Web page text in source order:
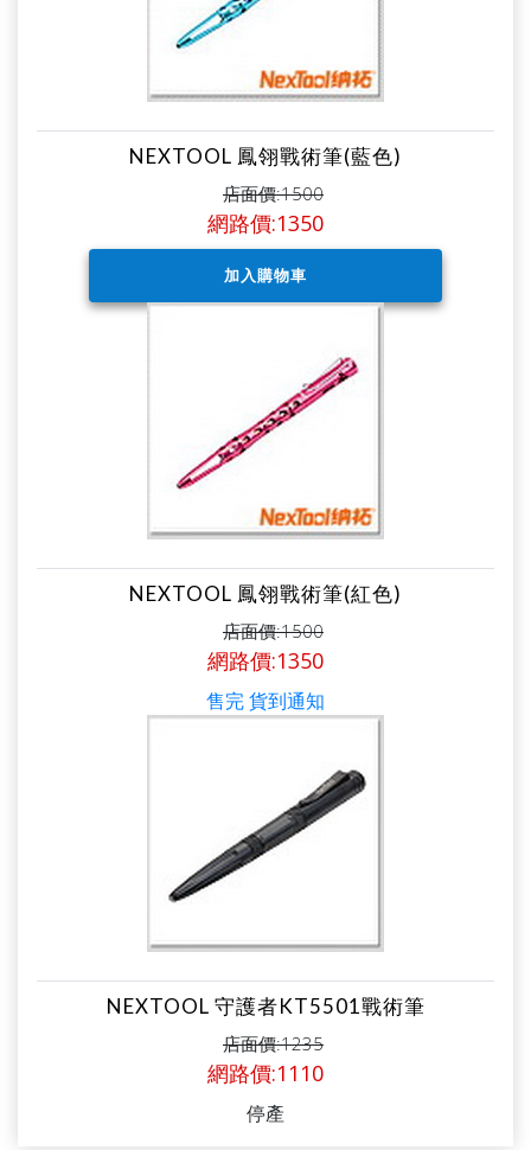
NEXTOOL 鳳翎戰術筆(藍色)
店面價:1500
網路價:1350
NEXTOOL 鳳翎戰術筆(紅色)
店面價:1500
網路價:1350
售完 貨到通知
NEXTOOL 守護者KT5501戰術筆
店面價:1235
網路價:1110
停產